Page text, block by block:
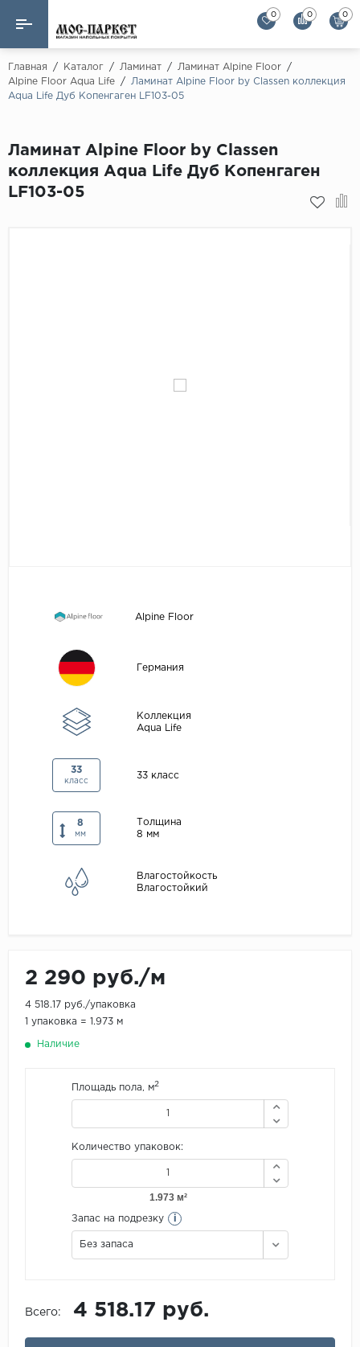
Назад
Ламинат
Назад
Alloc
Alpine Floor
Alpine Floor by
Паркетная доска
0 0 0
Главная / Каталог / Ламинат / Ламинат Alpine Floor
/
Alpine Floor Aqua Life
/
Ламинат Alpine Floor by Classen коллекция
Aqua Life Дуб Копенгаген LF103-05
Ламинат Alpine Floor by Classen
коллекция Aqua Life Дуб Копенгаген
LF103-05
Alpine Floor
Германия
Коллекция
Aqua Life
33
класс
33 класс
8
мм
Толщина
8 мм
Влагостойкость
Влагостойкий
2 290 руб./м
4 518.17 руб./упаковка
1 упаковка = 1.973 м
Наличие
Площадь пола, м2
Количество упаковок:
Запас на подрезку i
Без запаса
Всего: 4 518.17 руб.